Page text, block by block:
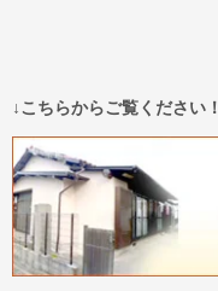
↓こちらからご覧ください！